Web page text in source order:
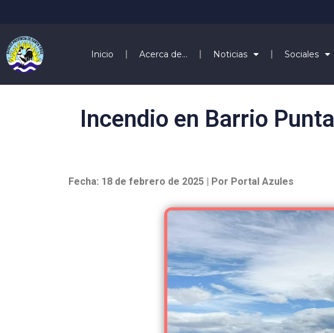
Inicio Acerca de… Noticias Sociales
Incendio en Barrio
Fecha: 18 de febrero de 2025 | Por Portal Azules